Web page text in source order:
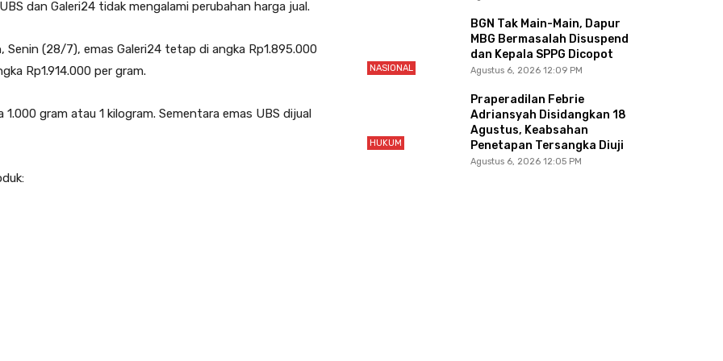
dan Galeri24 tidak mengalami perubahan harga jual.
(28/7), emas Galeri24 tetap di angka Rp1.895.000
Rp1.914.000 per gram.
gram atau 1 kilogram. Sementara emas UBS dijual
NASIONAL
BGN Tak Main-Main, Dapur
MBG Bermasalah Disuspend
dan Kepala SPPG Dicopot
Agustus 6, 2026 12:09 PM
HUKUM
Praperadilan Febrie
Adriansyah Disidangkan 18
Agustus, Keabsahan
Penetapan Tersangka Diuji
Agustus 6, 2026 12:05 PM